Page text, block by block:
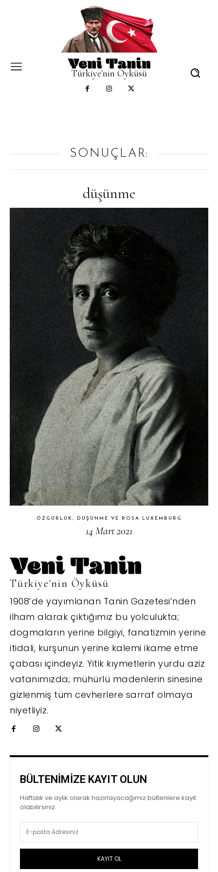
Türkiye'nin Öyküsü
SONUÇLAR:
düşünme
ÖZGÜRLÜK, DÜŞÜNME VE ROSA LUXEMBURG
14 Mart 2021
Türkiye'nin Öyküsü
1908’de yayımlanan Tanin Gazetesi’nden
ilham alarak çıktığımız bu yolculukta;
dogmaların yerine bilgiyi, fanatizmin yerine
itidali, kurşunun yerine kalemi ikame etme
çabası içindeyiz. Yitik kıymetlerin yurdu aziz
vatanımızda; mühürlü madenlerin sinesine
gizlenmiş tüm cevherlere sarraf olmaya
niyetliyiz.
BÜLTENİMİZE KAYIT OLUN
Haftalık ve aylık olarak hazırlayacağımız bültenlere kayıt
olabilirsiniz.
KAYIT OL